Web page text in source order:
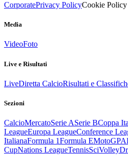
CorporatePrivacy PolicyCookie Policy
Media
VideoFoto
Live e Risultati
LiveDiretta CalcioRisultati e
Sezioni
CalcioMercatoSerie ASerie BCoppa
LeagueEuropa LeagueConference
ItalianaFormula 1Formula EMotoGP
CupNations LeagueTennisSciVolley